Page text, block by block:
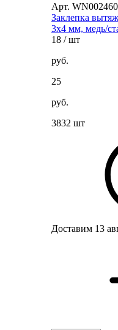
Арт.
Заклепка
3х4 мм, медь/
18 / шт
руб.
25
руб.
3832 шт
Доставим 13